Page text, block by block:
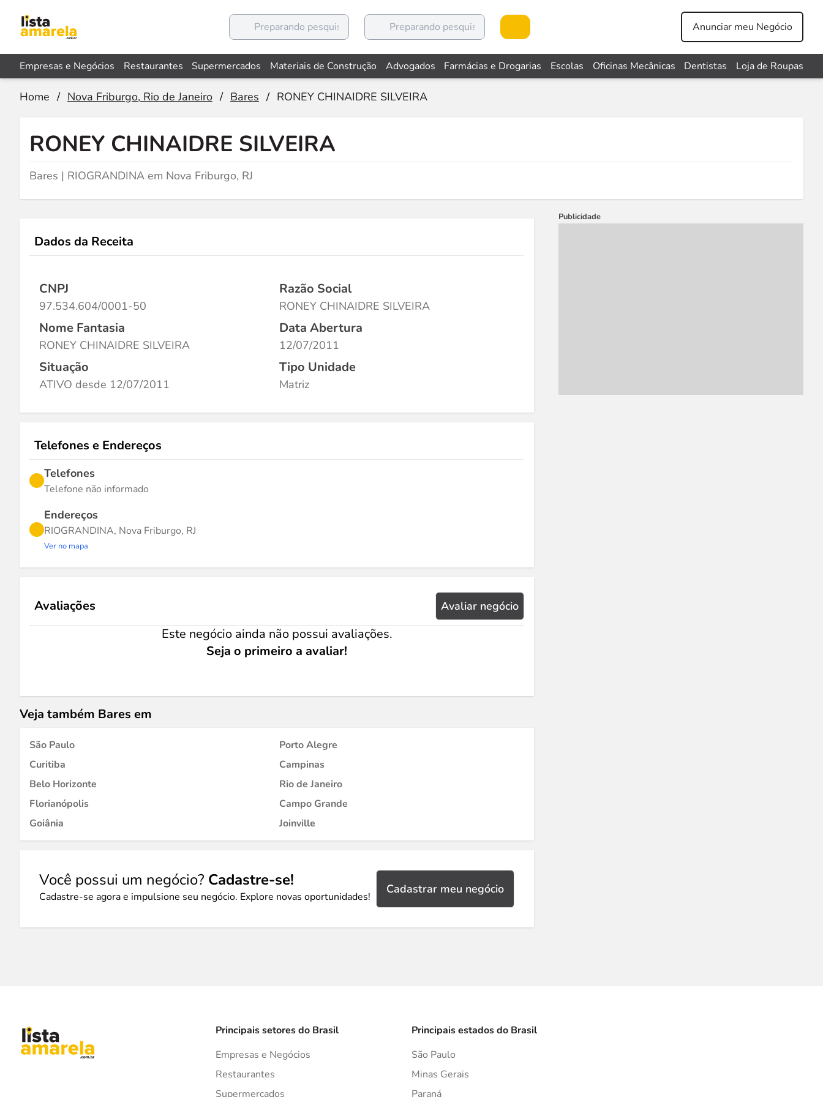
Anunciar meu Negócio
Empresas e Negócios Restaurantes Supermercados Materiais de Construção Advogados Farmácias e Drogarias Escolas Oficinas Mecânicas Dentistas Loja de Roupas
Home / Nova Friburgo, Rio de Janeiro / Bares / RONEY CHINAIDRE SILVEIRA
RONEY CHINAIDRE SILVEIRA
Bares | RIOGRANDINA em Nova Friburgo, RJ
Dados da Receita
CNPJ
97.534.604/0001-50
Razão Social
RONEY CHINAIDRE SILVEIRA
Nome Fantasia
RONEY CHINAIDRE SILVEIRA
Data Abertura
12/07/2011
Situação
ATIVO desde 12/07/2011
Tipo Unidade
Matriz
Telefones e Endereços
Telefones
Telefone não informado
Endereços
RIOGRANDINA, Nova Friburgo, RJ
Ver no mapa
Avaliações Avaliar negócio
Este negócio ainda não possui avaliações.
Seja o primeiro a avaliar!
Veja também Bares em
São Paulo
Porto Alegre
Curitiba
Campinas
Belo Horizonte
Rio de Janeiro
Florianópolis
Campo Grande
Goiânia
Joinville
Você possui um negócio? Cadastre-se!
Cadastre-se agora e impulsione seu negócio. Explore novas oportunidades!
Cadastrar meu negócio
Publicidade
Principais setores do Brasil
Empresas e Negócios
Restaurantes
Supermercados
Principais estados do Brasil
São Paulo
Minas Gerais
Paraná